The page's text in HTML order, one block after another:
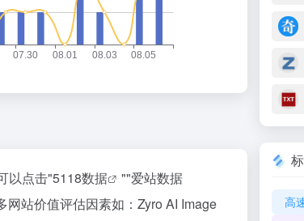
以点击"5118数据 ""爱站数据
站价值评估因素如：Zyro AI Image
高